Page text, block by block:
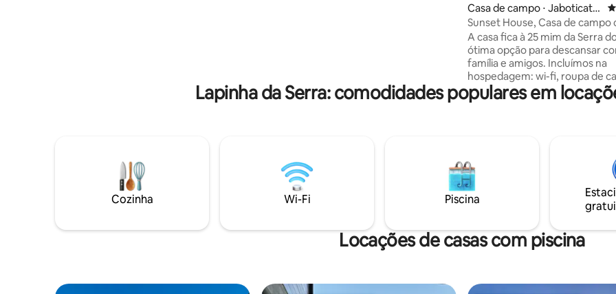
Casa de campo ⋅ Jaboticatu
bas
Sunset House, Casa de campo
belo Por do sol
A casa fica à 25 mim da Serra
ótima opção para descansar
família e amigos. Incluímos na
hospedagem: wi-fi, roupa de
toalhas,travesseiros, papel
higiênico,sabonete,
copos),sinuca,Spa, quadra de
churrasqueira,fogão Cooktop e
Airfryer, forno elétrico e a
microondas, sanduícheira,
geladeira, ventilador, ferro de
Lapinha da Serra: comodidades populares em
Cozinha Wi-Fi Piscina
Locações de casas com piscina